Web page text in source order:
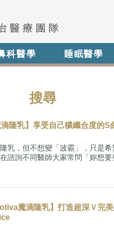
科醫學 睡眠醫學
搜尋
滴隆乳】享受自己穠纖合度的S
乳，但不想變「波霸」，只是
諮詢不同醫師大家常問「妳想
魔滴隆乳】打造超深Ｖ完